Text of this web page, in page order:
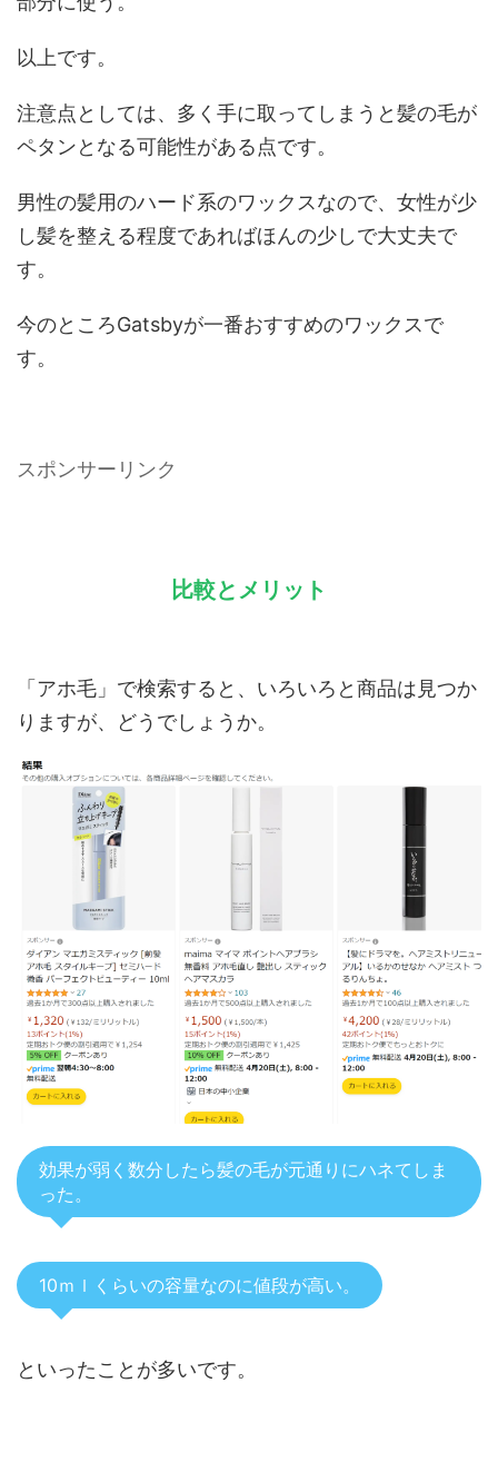
以上です。
注意点としては、多く手に取ってしまうと髪の毛が
ペタンとなる可能性がある点です。
男性の髪用のハード系のワックスなので、女性が少
し髪を整える程度であればほんの少しで大丈夫で
す。
今のところGatsbyが一番おすすめのワックスで
す。
スポンサーリンク
比較とメリット
「アホ毛」で検索すると、いろいろと商品は見つか
りますが、どうでしょうか。
効果が弱く数分したら髪の毛が元通りにハネてしま
った。
10ｍｌくらいの容量なのに値段が高い。
といったことが多いです。